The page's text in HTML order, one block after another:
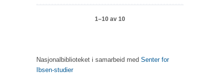
1–10 av 10
Nasjonalbiblioteket i samarbeid med Senter for
Ibsen-studier